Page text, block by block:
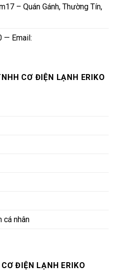
– Quán Gánh, Thường Tín,
— Email:
CƠ ĐIỆN LẠNH ERIKO
cá nhân
ĐIỆN LẠNH ERIKO